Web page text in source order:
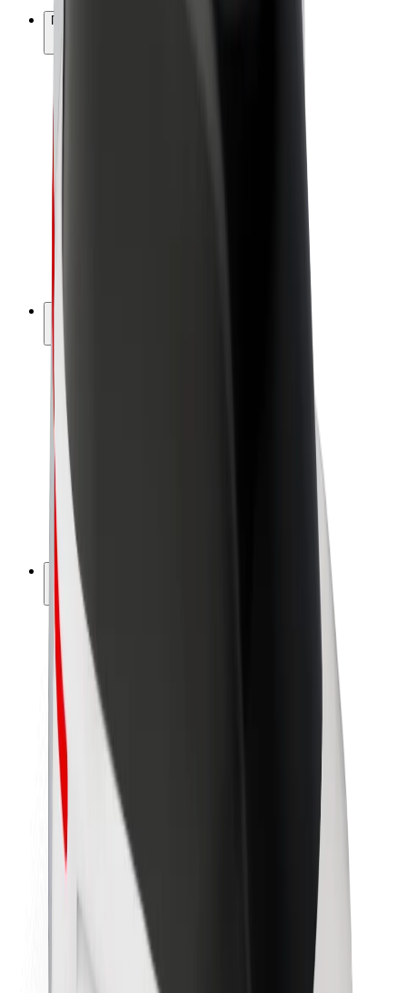
Προϊόντα
Εταιρεία
Θέσεις εργασίας
Σχετικά με τη Bolt
Βιωσιμότητα στη Bolt
Project Zero
Blog
Κέντρο Τύπου
Κατευθυντήριες γραμμές Brand
Αποστολή
Σχέσεις με Επενδυτές
Μέσα ενημέρωσης